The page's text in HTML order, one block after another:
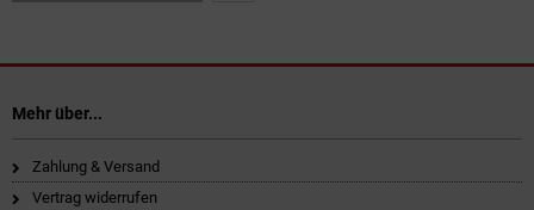
Mehr über...
Zahlung & Versand
Vertrag widerrufen